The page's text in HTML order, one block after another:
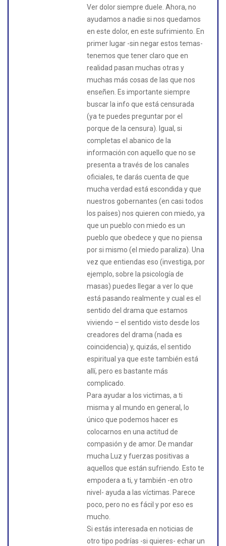
Ver dolor siempre duele. Ahora, no
ayudamos a nadie si nos quedamos
en este dolor, en este sufrimiento. En
primer lugar -sin negar estos temas-
tenemos que tener claro que en
realidad pasan muchas otras y
muchas más cosas de las que nos
enseñen. Es importante siempre
buscar la info que está censurada
(ya te puedes preguntar por el
porque de la censura). Igual, si
completas el abanico de la
información con aquello que no se
presenta a través de los canales
oficiales, te darás cuenta de que
mucha verdad está escondida y que
nuestros gobernantes (en casi todos
los países) nos quieren con miedo, ya
que un pueblo con miedo es un
pueblo que obedece y que no piensa
por si mismo (el miedo paraliza). Una
vez que entiendas eso (investiga, por
ejemplo, sobre la psicología de
masas) puedes llegar a ver lo que
está pasando realmente y cual es el
sentido del drama que estamos
viviendo – el sentido visto desde los
creadores del drama (nada es
coincidencia) y, quizás, el sentido
espiritual ya que este también está
allí, pero es bastante más
complicado.
Para ayudar a los victimas, a ti
misma y al mundo en general, lo
único que podemos hacer es
colocarnos en una actitud de
compasión y de amor. De mandar
mucha Luz y fuerzas positivas a
aquellos que están sufriendo. Esto te
empodera a ti, y también -en otro
nivel- ayuda a las víctimas. Parece
poco, pero no es fácil y por eso es
mucho.
Si estás interesada en noticias de
otro tipo podrías -si quieres- echar un